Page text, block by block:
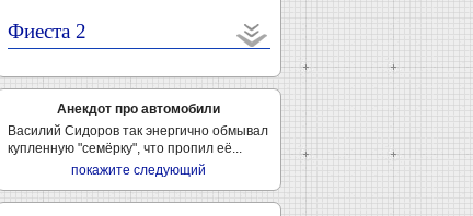
Фиеста 2
Анекдот про автомобили
Василий Сидоров так энергично обмывал
купленную "семёрку", что пропил её...
покажите следующий